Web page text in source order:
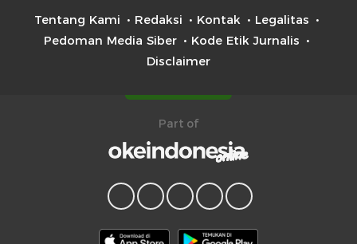
Tentang Kami Redaksi Kontak
Legalitas
Pedoman Media Siber
Kode Etik Jurnalis
Disclaimer
Part of